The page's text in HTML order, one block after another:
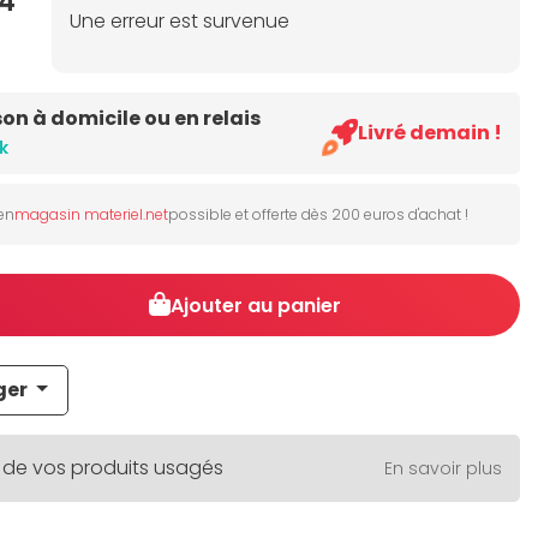
Une erreur est survenue
à domicile ou en relais
Livré demain !
magasin materiel.netpossible et offerte dès 200 euros d'achat !
Ajouter au panier
de vos produits usagés En savoir plus